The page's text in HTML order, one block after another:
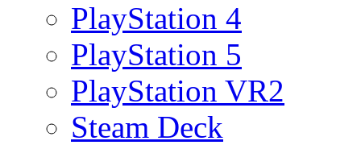
PlayStation 4
PlayStation 5
PlayStation VR2
Steam Deck